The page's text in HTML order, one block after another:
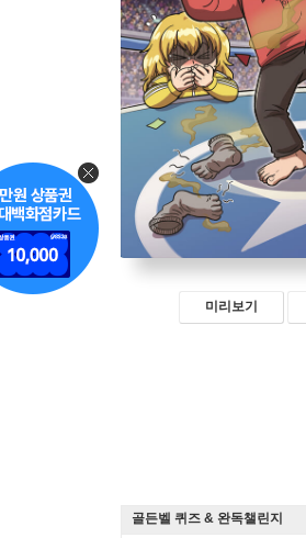
미리보기
골든벨 퀴즈 & 완독챌린지